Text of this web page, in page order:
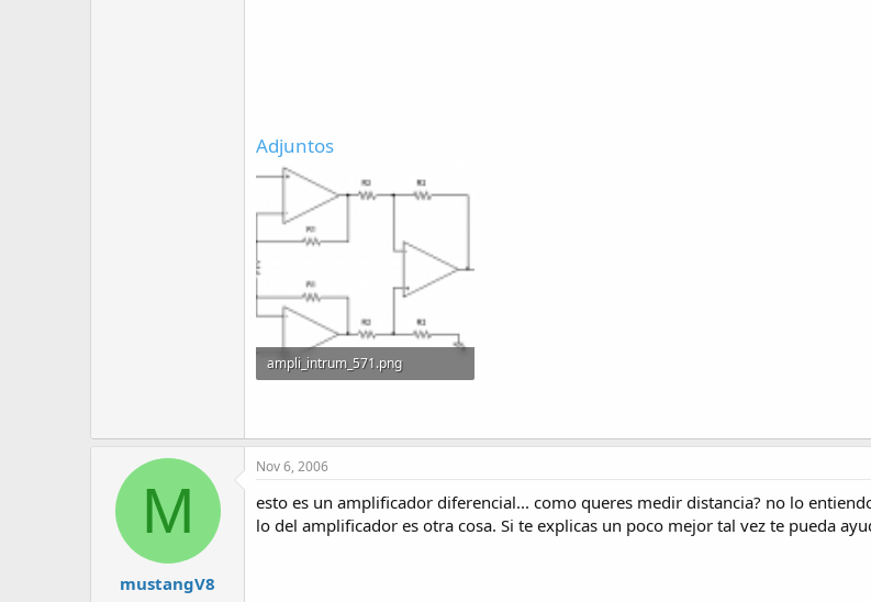
Adjuntos
ampli_intrum_571.png
M
mustangV8
Nov 6, 2006
esto es un amplificador diferencial... como queres medir distancia? no lo
lo del amplificador es otra cosa. Si te explicas un poco mejor tal vez te pueda